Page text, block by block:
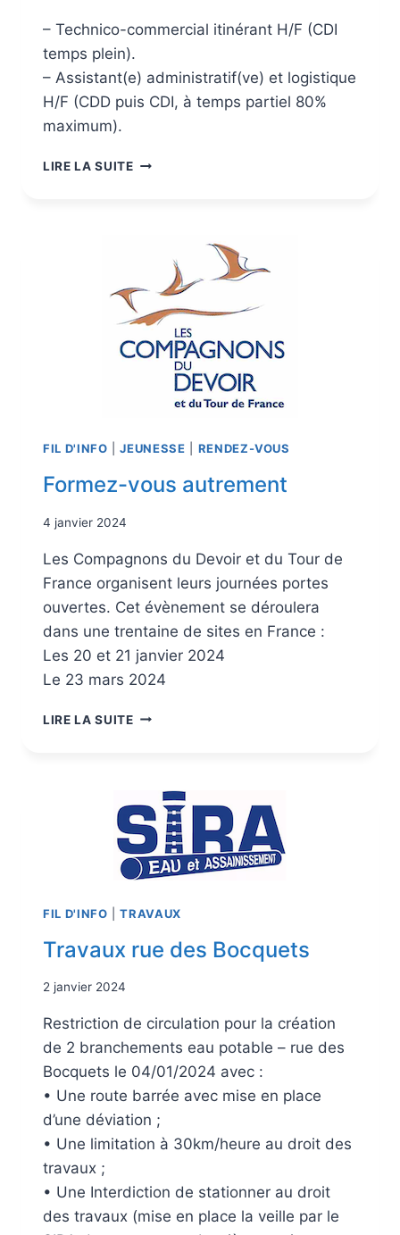
– Technico-commercial itinérant H/F (CDI
temps plein).
– Assistant(e) administratif(ve) et logistique
H/F (CDD puis CDI, à temps partiel 80%
maximum).
LIRE LA SUITE
FIL D'INFO |JEUNESSE RENDEZ-VOUS
Formez-vous autrement
4 janvier 2024
Les Compagnons du Devoir et du Tour de
France organisent leurs journées portes
ouvertes. Cet évènement se déroulera
dans une trentaine de sites en France :
Les 20 et 21 janvier 2024
Le 23 mars 2024
LIRE LA SUITE
FIL D'INFO |TRAVAUX
Travaux rue des Bocquets
2 janvier 2024
Restriction de circulation pour la création
de 2 branchements eau potable – rue des
Bocquets le 04/01/2024 avec :
• Une route barrée avec mise en place
d’une déviation ;
• Une limitation à 30km/heure au droit des
travaux ;
• Une Interdiction de stationner au droit
des travaux (mise en place la veille par le